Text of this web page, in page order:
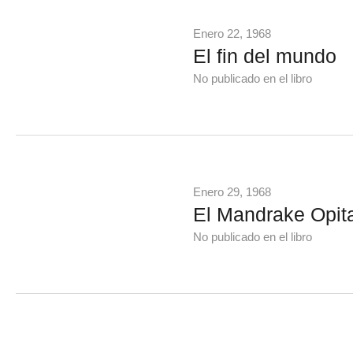
Enero 22, 1968
El fin del mundo
No publicado en el libro
Enero 29, 1968
El Mandrake
No publicado en el libro